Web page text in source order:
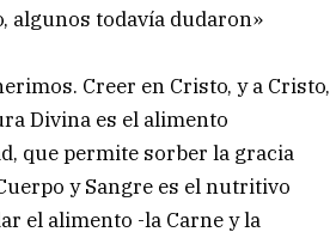
algunos todavía dudaron»
Creer en Cristo, y a Cristo,
Divina es el alimento
que permite sorber la gracia
y Sangre es el nutritivo
el alimento -la Carne y la